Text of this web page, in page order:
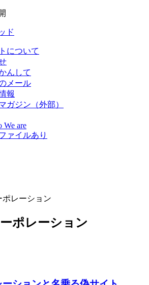
ド
について
んして
メール
報
ガジン（外部）
We are
ァイルあり
レーション
ポレーション